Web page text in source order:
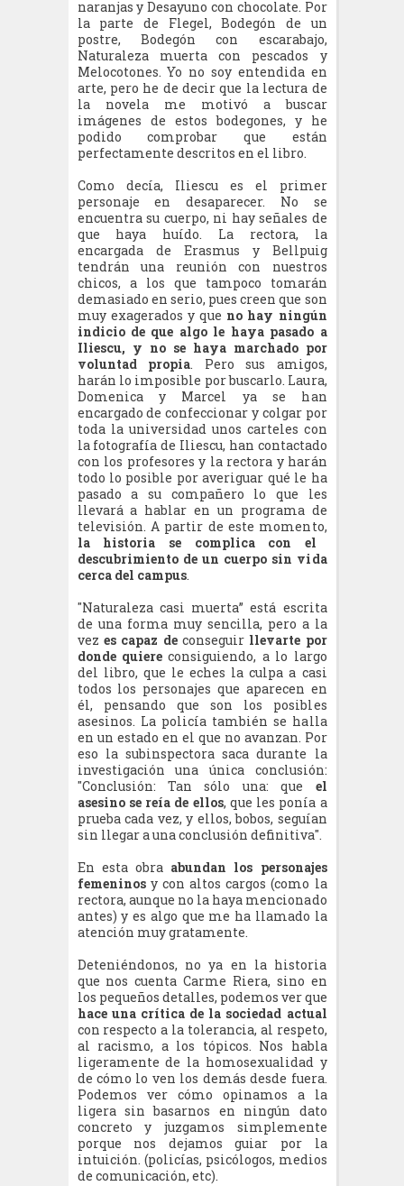
naranjas y Desayuno con chocolate. Por
la parte de Flegel, Bodegón de un
postre, Bodegón con escarabajo,
Naturaleza muerta con pescados y
Melocotones. Yo no soy entendida en
arte, pero he de decir que la lectura de
la novela me motivó a buscar
imágenes de estos bodegones, y he
podido comprobar que están
perfectamente descritos en el libro.
Como decía, Iliescu es el primer
personaje en desaparecer. No se
encuentra su cuerpo, ni hay señales de
que haya huído. La rectora, la
encargada de Erasmus y Bellpuig
tendrán una reunión con nuestros
chicos, a los que tampoco tomarán
demasiado en serio, pues creen que son
muy exagerados y que no hay ningún
indicio de que algo le haya pasado a
Iliescu, y no se haya marchado por
voluntad propia. Pero sus amigos,
harán lo imposible por buscarlo. Laura,
Domenica y Marcel ya se han
encargado de confeccionar y colgar por
toda la universidad unos carteles con
la fotografía de Iliescu, han contactado
con los profesores y la rectora y harán
todo lo posible por averiguar qué le ha
pasado a su compañero lo que les
llevará a hablar en un programa de
televisión. A partir de este momento,
la historia se complica con el
descubrimiento de un cuerpo sin vida
cerca del campus.
"Naturaleza casi muerta” está escrita
de una forma muy sencilla, pero a la
vez es capaz deconseguir llevarte por
donde quiereconsiguiendo, a lo largo
del libro, que le eches la culpa a casi
todos los personajes que aparecen en
él, pensando que son los posibles
asesinos. La policía también se halla
en un estado en el que no avanzan. Por
eso la subinspectora saca durante la
investigación una única conclusión:
"Conclusión: Tan sólo una: que el
asesino se reía de ellos, que les ponía a
prueba cada vez, y ellos, bobos, seguían
sin llegar a una conclusión definitiva".
En esta obra abundan los personajes
femeninosy con altos cargos (como la
rectora, aunque no la haya mencionado
antes) y es algo que me ha llamado la
atención muy gratamente.
Deteniéndonos, no ya en la historia
que nos cuenta Carme Riera, sino en
los pequeños detalles, podemos ver que
hace una crítica de la sociedad actual
con respecto a la tolerancia, al respeto,
al racismo, a los tópicos. Nos habla
ligeramente de la homosexualidad y
de cómo lo ven los demás desde fuera.
Podemos ver cómo opinamos a la
ligera sin basarnos en ningún dato
concreto y juzgamos simplemente
porque nos dejamos guiar por la
intuición. (policías, psicólogos, medios
de comunicación, etc).